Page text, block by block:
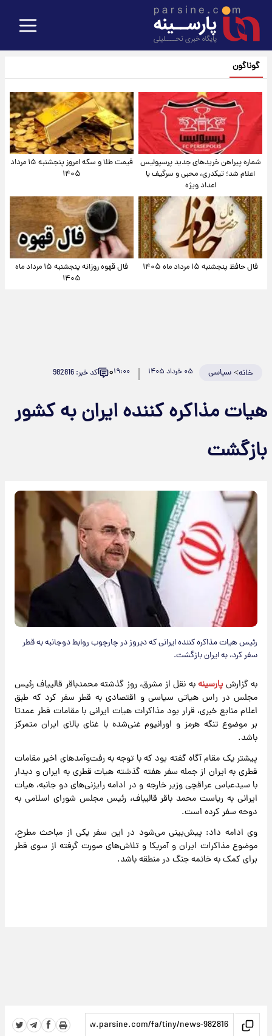
گوناگون
شماره پیراهن خریدهای جدید پرسپولیس
اعلام شد؛ تیکدری، محبی و سرگیف با
اعداد ویژه
قیمت طلا و سکه امروز پنجشنبه ۱۵ مرداد
۱۴۰۵
فال حافظ پنجشنبه ۱۵ مرداد ماه ۱۴۰۵
فال قهوه روزانه پنجشنبه ۱۵ مرداد ماه
۱۴۰۵
خانه>سیاسی ۰۵ خرداد ۱۴۰۵ ۱۹:۰۰۰ کد خبر: 982816
هیات مذاکره کننده ایران به کشور
بازگشت
رئیس هیات مذاکره کننده ایرانی که دیروز در چارچوب روابط دوجانبه به قطر
سفر کرد، به ایران بازگشت.
به گزارش پارسینهبه نقل از مشرق، روز گذشته محمدباقر قالییاف رئیس
مجلس در راس هیاتی سیاسی و اقتصادی به قطر سفر کرد که طبق
اعلام منابع خبری، قرار بود مذاکرات هیات ایرانی با مقامات قطر عمدتا
بر موضوع تنگه هرمز و اورانیوم غنی‌شده با غنای بالای ایران متمرکز
باشد.
پیشتر یک مقام آگاه گفته بود که با توجه به رفت‌وآمدهای اخیر مقامات
قطری به ایران از جمله سفر هفته گذشته هیات قطری به ایران و دیدار
با سیدعباس عراقچی وزیر خارجه و در ادامه رایزنی‌های دو جانبه، هیات
ایرانی به ریاست محمد باقر قالیباف، رئیس مجلس شورای اسلامی به
دوحه سفر کرده است.
وی ادامه داد: پیش‌بینی می‌شود در این سفر یکی از مباحث مطرح،
موضوع مذاکرات ایران و آمریکا و تلاش‌های صورت گرفته از سوی قطر
برای کمک به خاتمه جنگ در منطقه باشد.